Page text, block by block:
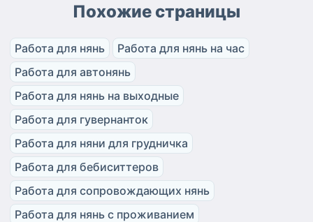
Похожие страницы
Работа для нянь
Работа для нянь на час
Работа для автонянь
Работа для нянь на выходные
Работа для гувернанток
Работа для няни для грудничка
Работа для бебиситтеров
Работа для сопровождающих нянь
Работа для нянь с проживанием